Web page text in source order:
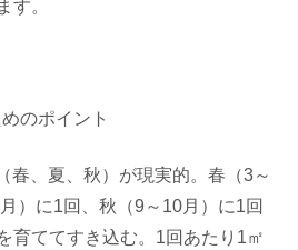
す。
のポイント
春、夏、秋）が現実的。春（3～
）に1回、秋（9～10月）に1回
育ててすき込む。1回あたり1㎡